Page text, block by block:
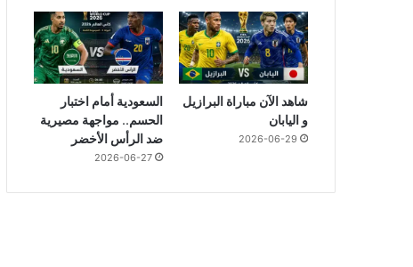
شاهد الآن مباراة البرازيل
و اليابان
2026-06-29
السعودية أمام اختبار
الحسم.. مواجهة مصيرية
ضد الرأس الأخضر
2026-06-27